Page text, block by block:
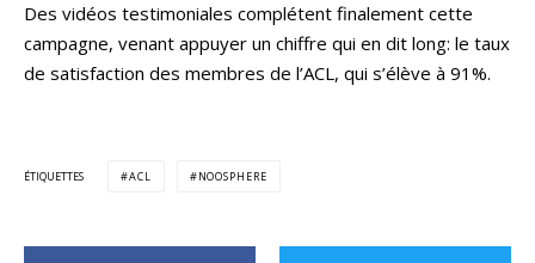
Des vidéos testimoniales complétent finalement cette
campagne, venant appuyer un chiffre qui en dit long: le taux
de satisfaction des membres de l’ACL, qui s’élève à 91%.
ÉTIQUETTES ACL NOOSPHERE